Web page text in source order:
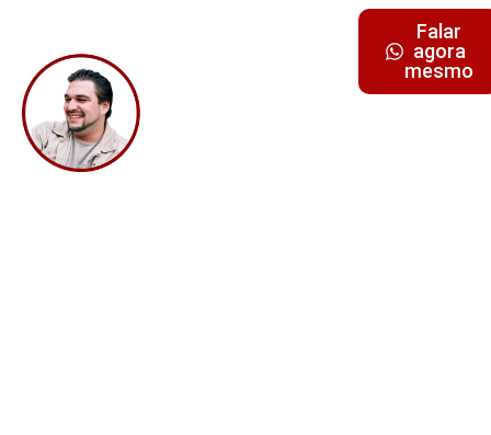
Falar
agora
mesmo